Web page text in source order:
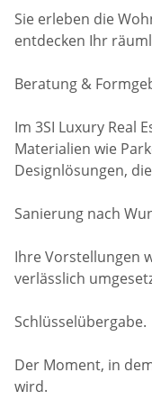
Sie erleben die
entdecken Ihr
Beratung &
Im 3SI Luxury Real
Materialien wie
Designlösungen,
Sanierung nach
Ihre Vorstellungen
verlässlich
Schlüsselübergabe.
Der Moment, in
wird.